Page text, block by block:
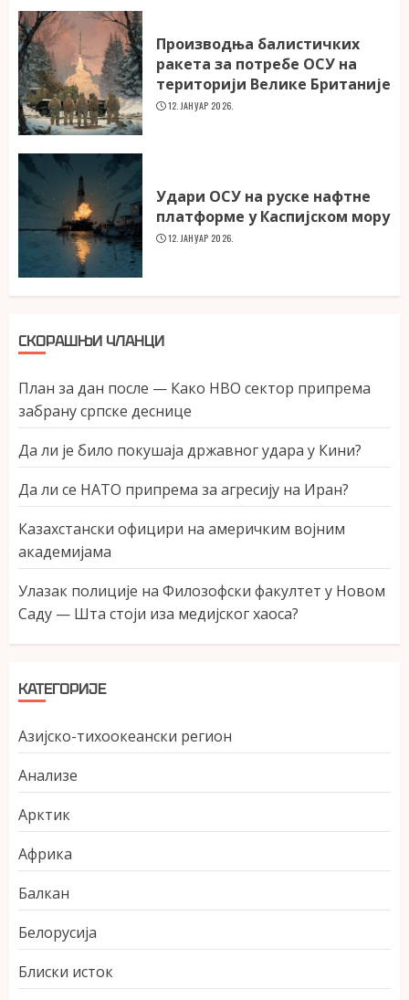
Производња балистичких
ракета за потребе ОСУ на
територији Велике Британије
12. ЈАНУАР 2026.
Удари ОСУ на руске нафтне
платформе у Каспијском мору
12. ЈАНУАР 2026.
СКОРАШЊИ ЧЛАНЦИ
План за дан после — Како НВО сектор припрема
забрану српске деснице
Да ли је било покушаја државног удара у Кини?
Да ли се НАТО припрема за агресију на Иран?
Казахстански официри на америчким војним
академијама
Улазак полиције на Филозофски факултет у Новом
Саду — Шта стоји иза медијског хаоса?
КАТЕГОРИЈЕ
Азијско-тихоокеански регион
Анализе
Арктик
Африка
Балкан
Белорусија
Блиски исток